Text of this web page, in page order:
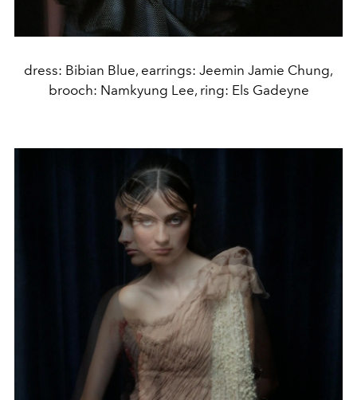
dress: Bibian Blue, earrings: Jeemin Jamie Chung,
brooch: Namkyung Lee, ring: Els Gadeyne